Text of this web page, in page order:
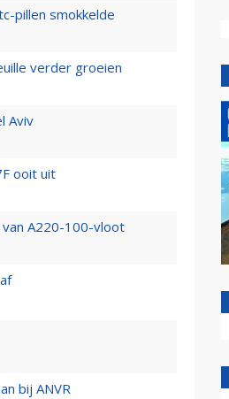
pillen smokkelde
verder groeien
Aviv
ooit uit
van A220-100-vloot
bij ANVR